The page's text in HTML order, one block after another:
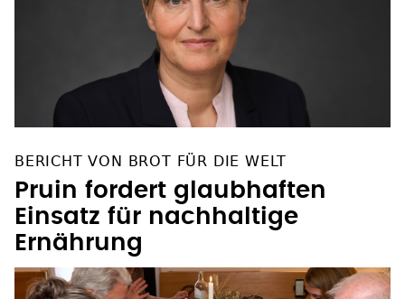
BERICHT VON BROT FÜR DIE WELT
Pruin fordert glaubhaften
Einsatz für nachhaltige
Ernährung